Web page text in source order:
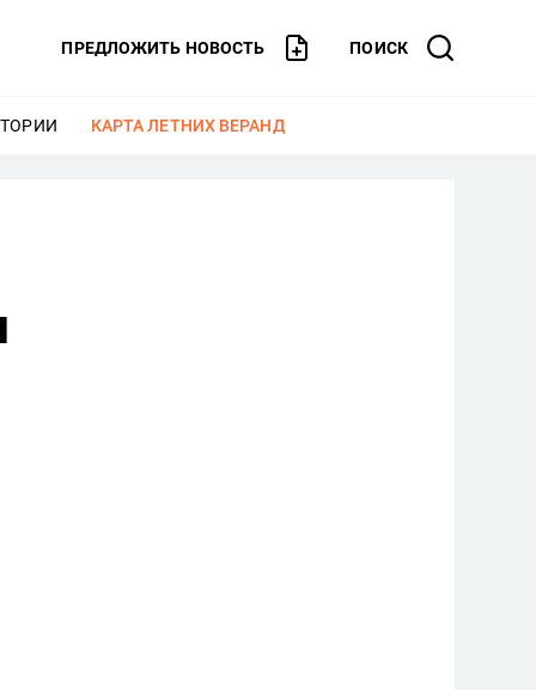
ПРЕДЛОЖИТЬ НОВОСТЬ ПОИСК
ЕЩЕ
КАРТА ЛЕТНИХ ВЕРАНД